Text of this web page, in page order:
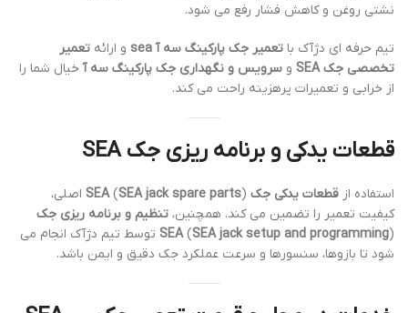
نشتی روغن و کاهش فشار رفع می شود.
تیم حرفه ای دژآک با تعمیر جک پارکینگ سه آ sea و ارائه تعمیر
تخصصی جک SEA
و سرویس و نگهداری جک پارکینگ سه آخیال شما را
از خرابی و تعمیرات پرهزینه راحت می کند.
قطعات یدکی و برنامه ریزی جک SEA
استفاده از قطعات یدکی جک SEA (SEA jack spare parts
) اصلی،
کیفیت تعمیر را تضمین می کند. همچنین، تنظیم و برنامه ریزی جک
SEA(SEA jack setup and programming
) توسط تیم دژآک انجام می
شود تا بازوها، سنسورها و سرعت عملکرد جک دقیق و ایمن باشد.